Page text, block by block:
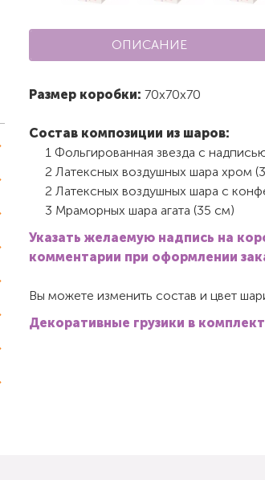
ОПИСАНИЕ
Размер коробки: 70х70х70
Состав композиции из шаров:
1 Фольгированная звезда с
2 Латексных воздушных шара хром
2 Латексных воздушных шара с
3 Мраморных шара агата (35 см)
Указать желаемую надпись на
комментарии при оформлении
Вы можете изменить состав и цвет
Декоративные грузики в